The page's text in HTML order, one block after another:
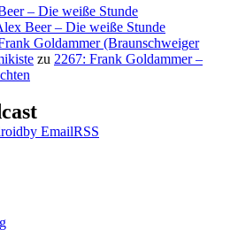
– Die weiße Stunde
Beer – Die weiße Stunde
Goldammer (Braunschweiger
zu 2267: Frank Goldammer –
by EmailRSS